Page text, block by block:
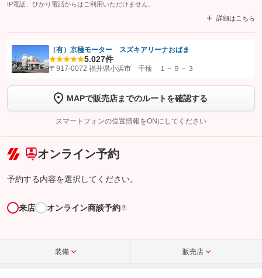
IP電話、ひかり電話からはご利用いただけません。
詳細はこちら
【STEP1】認証画面でグーネットを友だち追加してから「許可する」ボタンを押
トーク画面で
ボタンをタップして問い合わせを
完了してください。
こちら
（有）京極モーター スズキアリーナおばま
5.027件
〒917-0072 福井県小浜市 千種 １－９－３
MAPで販売店までのルートを確認する
スマートフォンの位置情報をONにしてください
オンライン予約
予約する内容を選択してください。
来店 オンライン商談予約 ?
装備 販売店